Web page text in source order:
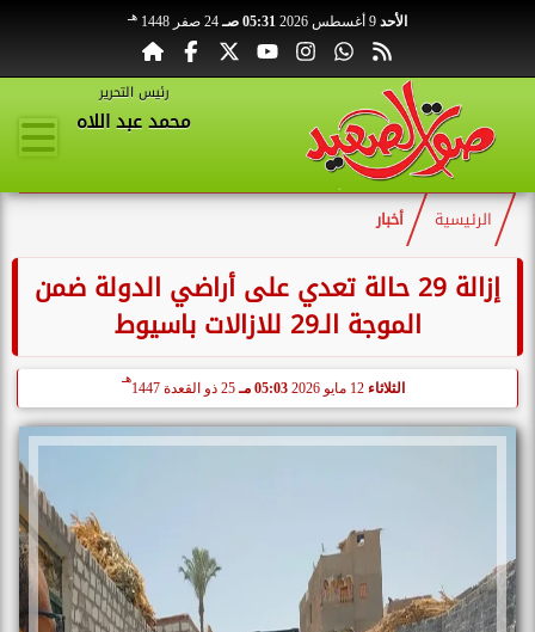
الأحد 05:31 صـ 24 صفر 1448 هـ
رئيس التحرير
محمد عبد اللاه
الرئيسية أخبار
إزالة 29 حالة تعدي على أراضي الدولة ضمن
الموجة الـ29 للازالات باسيوط
الثلاثاء 12 مايو 2026 05:03 مـ 25 ذو القعدة 1447
هـ